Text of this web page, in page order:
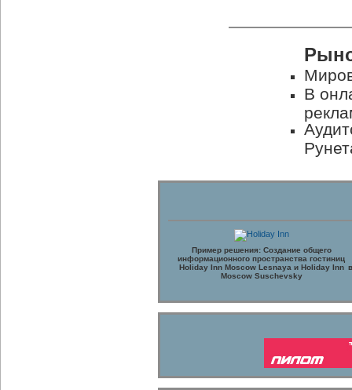
В
Пример решения: Создание общего
информационного пространства гостиниц
Holiday Inn Moscow Lesnaya и Holiday Inn
Moscow Suschevsky